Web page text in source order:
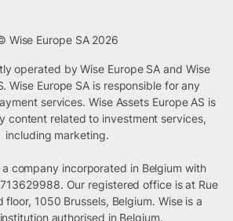
Wise Europe SA 2026
operated by Wise Europe SA and Wise
Wise Europe SA is responsible for any
services. Wise Assets Europe AS is
content related to investment services,
including marketing.
a company incorporated in Belgium with
Our registered office is at Rue
floor, 1050 Brussels, Belgium. Wise is a
authorised in Belgium.